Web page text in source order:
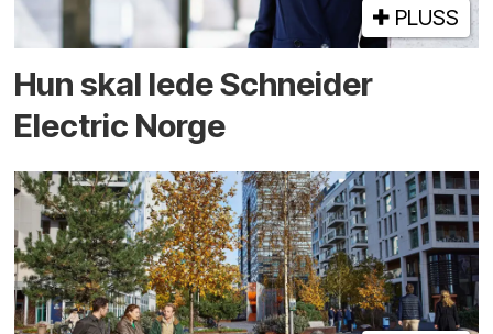
PLUSS
Hun skal lede Schneider
Electric Norge